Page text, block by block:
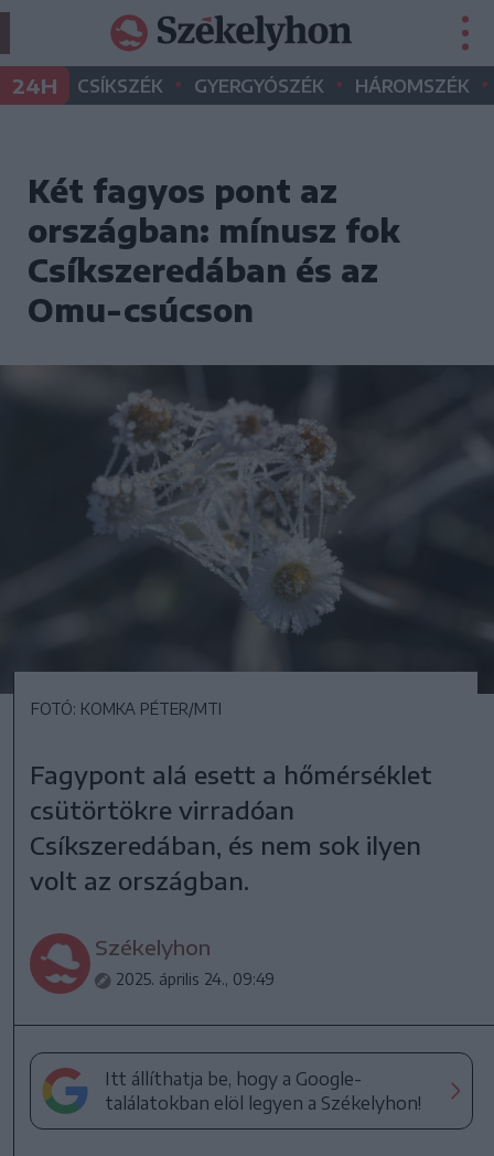
24H CSÍKSZÉK • GYERGYÓSZÉK • HÁROMSZÉK •
Két fagyos pont az
országban: mínusz fok
Csíkszeredában és az
Omu-csúcson
FOTÓ: KOMKA PÉTER/MTI
Fagypont alá esett a hőmérséklet
csütörtökre virradóan
Csíkszeredában, és nem sok ilyen
volt az országban.
Székelyhon
2025. április 24., 09:49
Itt állíthatja be, hogy a Google-
találatokban elöl legyen a Székelyhon!